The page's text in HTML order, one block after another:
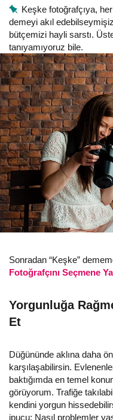
Keşke fotoğrafçıya,
demeyi akıl
bütçemizi hayli sarstı.
tanıyamıyoruz bile.
Sonradan “Keşke”
Fotoğrafçını Seçmene
Yorgunluğa
Et
Düğününde aklına daha
karşılaşabilirsin.
baktığımda en temel
görüyorum. Trafiğe
kendini yorgun
ipucu: Nasıl problemler